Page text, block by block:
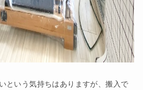
という気持ちはありますが、搬入で